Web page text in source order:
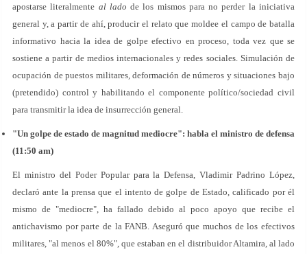
apostarse literalmente al ladode los mismos para no perder la iniciativa
general y, a partir de ahí, producir el relato que moldee el campo de batalla
informativo hacia la idea de golpe efectivo en proceso, toda vez que se
sostiene a partir de medios internacionales y redes sociales. Simulación de
ocupación de puestos militares, deformación de números y situaciones bajo
(pretendido) control y habilitando el componente político/sociedad civil
para transmitir la idea de insurrección general.
"Un golpe de estado de magnitud mediocre": habla el ministro de defensa
(11:50 am)
El ministro del Poder Popular para la Defensa, Vladimir Padrino López,
declaró ante la prensa que el intento de golpe de Estado, calificado por él
mismo de "mediocre", ha fallado debido al poco apoyo que recibe el
antichavismo por parte de la FANB. Aseguró que muchos de los efectivos
militares, "al menos el 80%", que estaban en el distribuidor Altamira, al lado